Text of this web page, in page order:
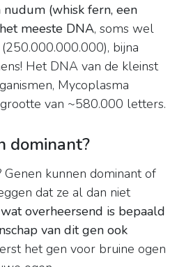
(whisk fern, een
meeste DNA, soms wel
bijna
Het DNA van de kleinst
Mycoplasma
van ~580.000 letters.
dominant?
Genen kunnen dominant of
dat ze al dan niet
overheersend is bepaald
van dit gen ook
het gen voor bruine ogen